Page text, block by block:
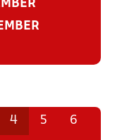
4 5 6